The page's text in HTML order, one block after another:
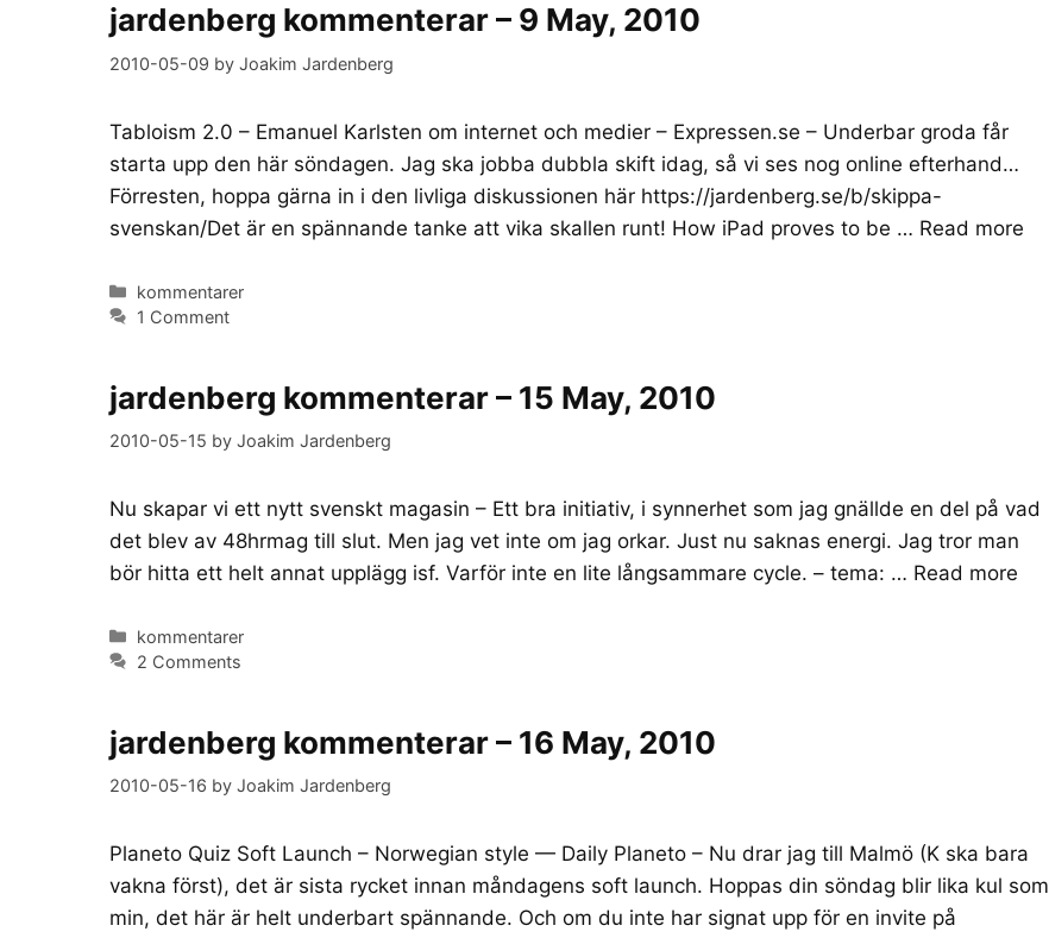
jardenberg kommenterar – 9 May, 2010
2010-05-09 by Joakim Jardenberg
Tabloism 2.0 – Emanuel Karlsten om internet och medier – Expressen.se – Underbar groda får
starta upp den här söndagen. Jag ska jobba dubbla skift idag, så vi ses nog online efterhand…
Förresten, hoppa gärna in i den livliga diskussionen här https://jardenberg.se/b/skippa-
svenskan/Det är en spännande tanke att vika skallen runt! How iPad proves to be … Read more
Categories
kommentarer
1 Comment
jardenberg kommenterar – 15 May, 2010
2010-05-15 by Joakim Jardenberg
Nu skapar vi ett nytt svenskt magasin – Ett bra initiativ, i synnerhet som jag gnällde en del på vad
det blev av 48hrmag till slut. Men jag vet inte om jag orkar. Just nu saknas energi. Jag tror man
bör hitta ett helt annat upplägg isf. Varför inte en lite långsammare cycle. – tema: … Read more
Categories
kommentarer
2 Comments
jardenberg kommenterar – 16 May, 2010
2010-05-16 by Joakim Jardenberg
Planeto Quiz Soft Launch – Norwegian style — Daily Planeto – Nu drar jag till Malmö (K ska bara
vakna först), det är sista rycket innan måndagens soft launch. Hoppas din söndag blir lika kul som
min, det här är helt underbart spännande. Och om du inte har signat upp för en invite på